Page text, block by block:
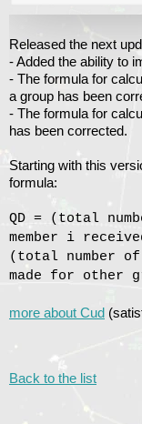
Released the next
- Added the ability to
- The formula for
a group has been
- The formula for
has been corrected.
Starting with this
formula:
QD = (total
member i
(total number
made for other
more about Cud
Back to the list